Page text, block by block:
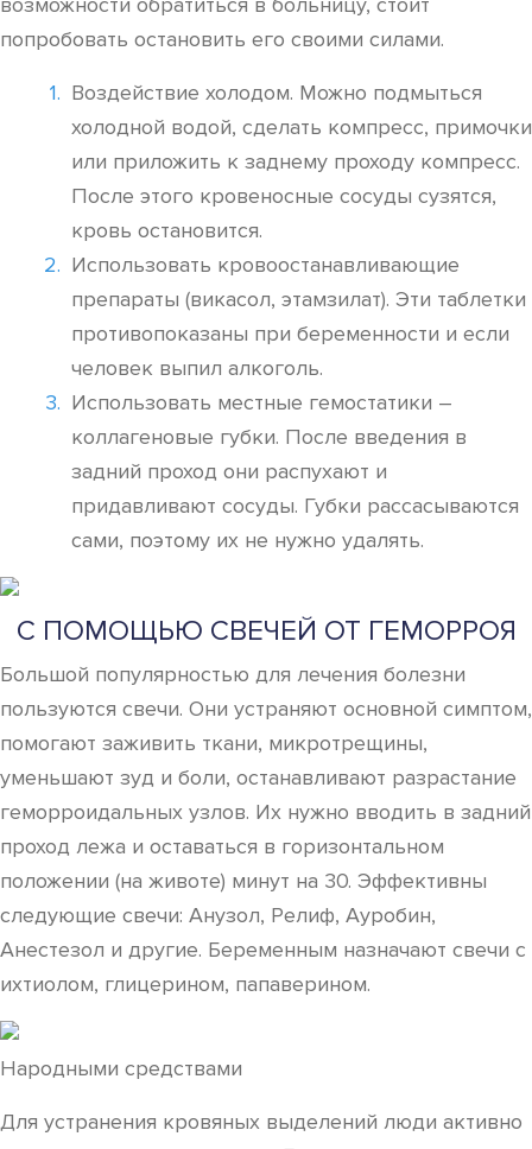
попробовать остановить его своими силами.
Воздействие холодом. Можно подмыться
холодной водой, сделать компресс, примочки
или приложить к заднему проходу компресс.
После этого кровеносные сосуды сузятся,
кровь остановится.
Использовать кровоостанавливающие
препараты (викасол, этамзилат). Эти таблетки
противопоказаны при беременности и если
человек выпил алкоголь.
Использовать местные гемостатики –
коллагеновые губки. После введения в
задний проход они распухают и
придавливают сосуды. Губки рассасываются
сами, поэтому их не нужно удалять.
С ПОМОЩЬЮ СВЕЧЕЙ ОТ ГЕМОРРОЯ
Большой популярностью для лечения болезни
пользуются свечи. Они устраняют основной симптом,
помогают заживить ткани, микротрещины,
уменьшают зуд и боли, останавливают разрастание
геморроидальных узлов. Их нужно вводить в задний
проход лежа и оставаться в горизонтальном
положении (на животе) минут на 30. Эффективны
следующие свечи: Анузол, Релиф, Ауробин,
Анестезол и другие. Беременным назначают свечи с
ихтиолом, глицерином, папаверином.
Народными средствами
Для устранения кровяных выделений люди активно